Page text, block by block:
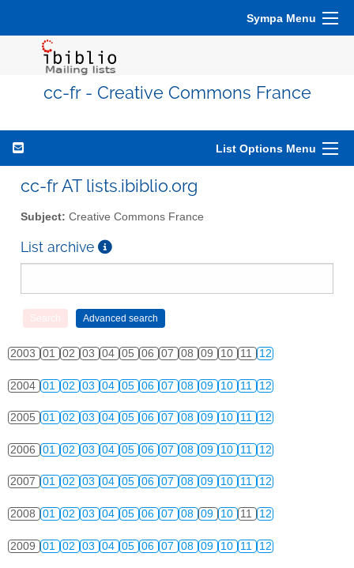
Sympa Menu
cc-fr - Creative Commons France
List Options Menu
cc-fr AT lists.ibiblio.org
Subject: Creative Commons France
List archive
2003 01 02 03 04 05 06 07 08 09 10 11 12
2004 01 02 03 04 05 06 07 08 09 10 11 12
2005 01 02 03 04 05 06 07 08 09 10 11 12
2006 01 02 03 04 05 06 07 08 09 10 11 12
2007 01 02 03 04 05 06 07 08 09 10 11 12
2008 01 02 03 04 05 06 07 08 09 10 11 12
2009 01 02 03 04 05 06 07 08 09 10 11 12